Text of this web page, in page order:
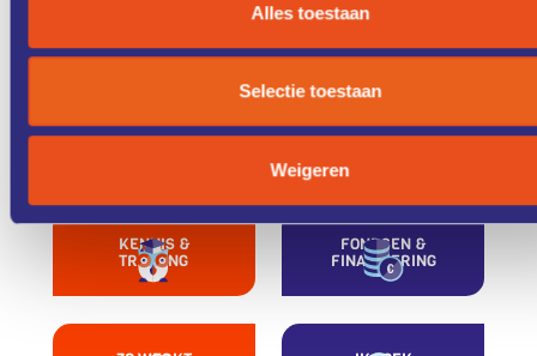
Alles toestaan
Selectie toestaan
Weigeren
ONZE
CASE
KENNIS &
TRAINING
FONDSEN &
FINANCIERING